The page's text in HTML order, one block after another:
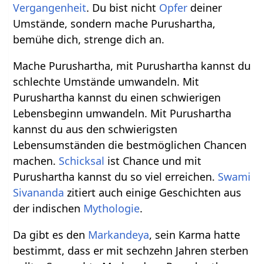
Vergangenheit. Du bist nicht Opfer deiner
Umstände, sondern mache Purushartha,
bemühe dich, strenge dich an.
Mache Purushartha, mit Purushartha kannst du
schlechte Umstände umwandeln. Mit
Purushartha kannst du einen schwierigen
Lebensbeginn umwandeln. Mit Purushartha
kannst du aus den schwierigsten
Lebensumständen die bestmöglichen Chancen
machen. Schicksal ist Chance und mit
Purushartha kannst du so viel erreichen. Swami
Sivananda zitiert auch einige Geschichten aus
der indischen Mythologie.
Da gibt es den Markandeya, sein Karma hatte
bestimmt, dass er mit sechzehn Jahren sterben